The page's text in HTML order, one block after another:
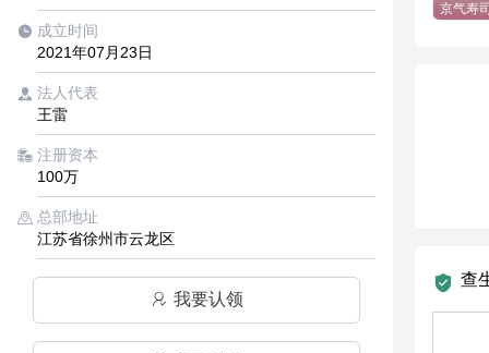
成立时间
2021年07月23日
法人代表
王雷
注册资本
100万
总部地址
江苏省徐州市云龙区
我要认领
查